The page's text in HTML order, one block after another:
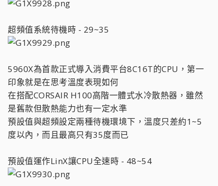
超頻值系統待機時 - 29~35
5960X為首款正式導入消費平台8C16T的CPU，第一
印象就是在思考溫度表現如何
在搭配CORSAIR H100高階一體式水冷散熱器，雖然
是舊款但散熱能力也有一定水準
預設值與超頻設定兩種待機環境下，溫度只差約1~5
度以內，而且最高只有35度而已
預設值運作LinX讓CPU全速時 - 48~54